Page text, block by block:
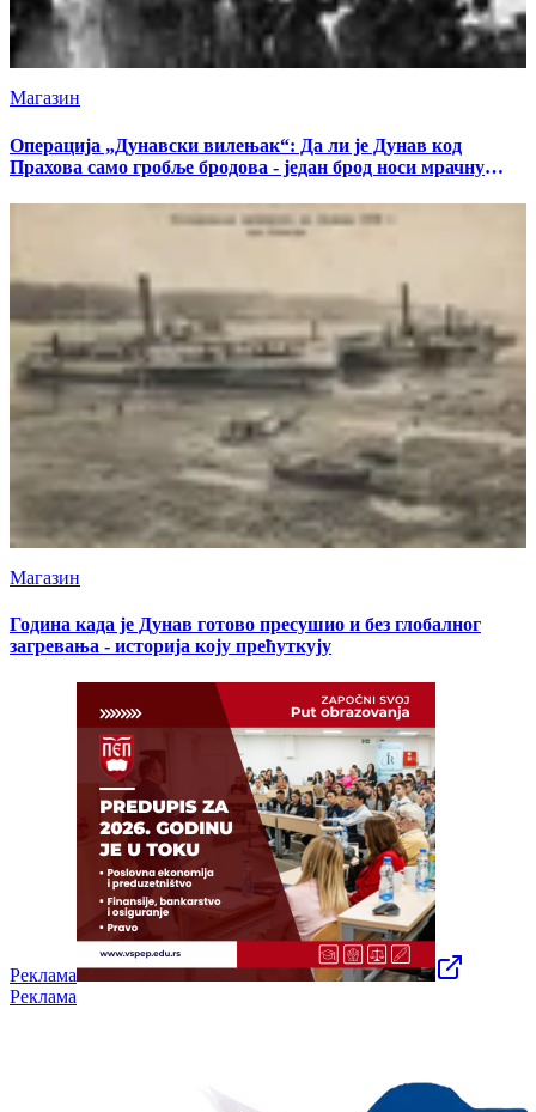
Магазин
Операција „Дунавски вилењак“: Да ли је Дунав код
Прахова само гробље бродова - један брод носи мрачну
Магазин
Година када је Дунав готово пресушио и без глобалног
загревања - историја коју прећуткују
Реклама
Реклама